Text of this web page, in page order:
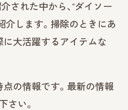
介された中から、“ダイソー
介します。掃除のときにあ
大活躍するアイテムな
の情報です。最新の情報
さい。